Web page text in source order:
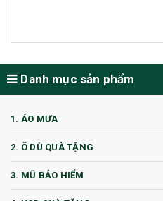
Danh mục sản phẩm
1. ÁO MƯA
2. Ô DÙ QUÀ TẶNG
3. MŨ BẢO HIỂM